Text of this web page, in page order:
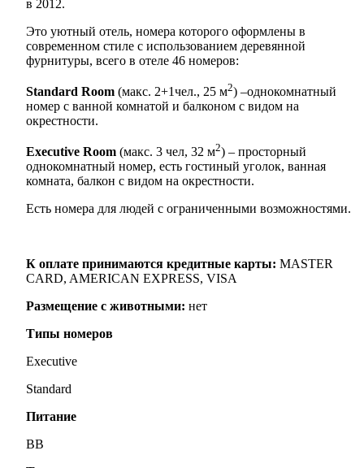
в 2012.
Это уютный отель, номера которого оформлены в
современном стиле с использованием деревянной
фурнитуры, всего в отеле 46 номеров:
Standard Room (макс. 2+1чел., 25 м2) –однокомнатный
номер с ванной комнатой и балконом с видом на
окрестности.
Executive Room (макс. 3 чел, 32 м2) – просторный
однокомнатный номер, есть гостиный уголок, ванная
комната, балкон с видом на окрестности.
Есть номера для людей с ограниченными возможностями.
К оплате принимаются кредитные карты: MASTER
CARD, AMERICAN EXPRESS, VISA
Размещение с животными: нет
Типы номеров
Executive
Standard
Питание
BB